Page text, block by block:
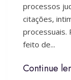
processos
citações,
processuais.
feito de...
Continue